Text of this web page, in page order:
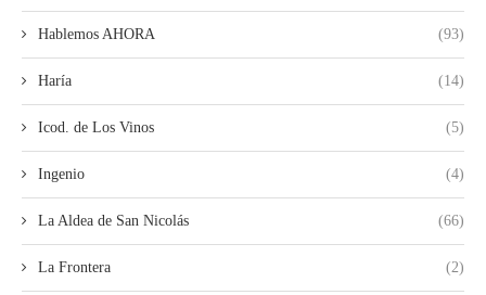
Hablemos AHORA (93)
Haría (14)
Icod. de Los Vinos (5)
Ingenio (4)
La Aldea de San Nicolás (66)
La Frontera (2)